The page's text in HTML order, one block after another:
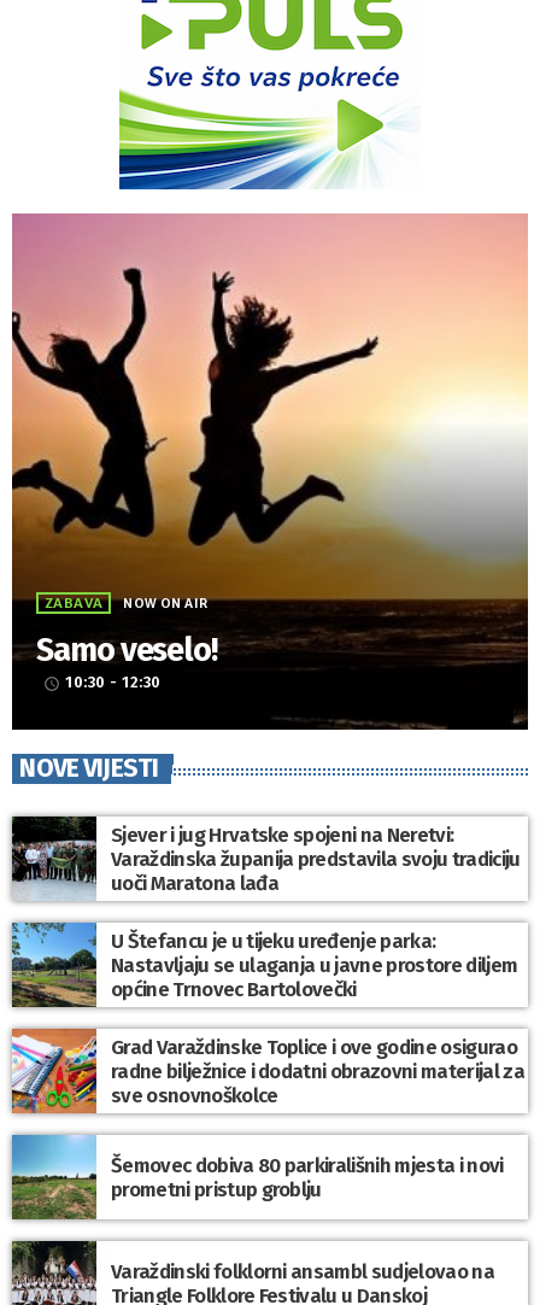
ZABAVA NOW ON AIR
Samo veselo!
access_time 10:30 - 12:30
NOVE VIJESTI
Sjever i jug Hrvatske spojeni na Neretvi:
Varaždinska županija predstavila svoju tradiciju
uoči Maratona lađa
U Štefancu je u tijeku uređenje parka:
Nastavljaju se ulaganja u javne prostore diljem
općine Trnovec Bartolovečki
Grad Varaždinske Toplice i ove godine osigurao
radne bilježnice i dodatni obrazovni materijal za
sve osnovnoškolce
Šemovec dobiva 80 parkirališnih mjesta i novi
prometni pristup groblju
Varaždinski folklorni ansambl sudjelovao na
Triangle Folklore Festivalu u Danskoj